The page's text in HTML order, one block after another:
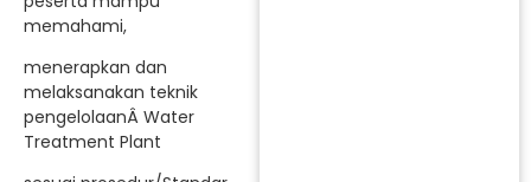
memahami,
menerapkan dan
melaksanakan teknik
pengelolaanÂ Water
Treatment Plant